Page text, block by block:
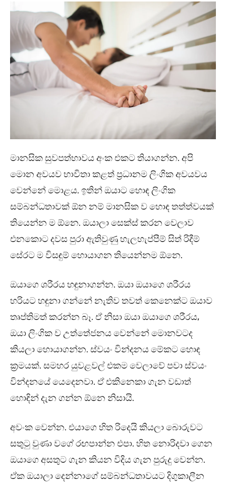
මානසික සුවපත්භාවය අංක එකට තියාගන්න. අපි
මොන අවයව භාවිතා කළත් ප්‍රධානම ලිංගික අවයවය
වෙන්නේ මොළය. ඉතින් ඔයාට හොඳ ලිංගික
සම්බන්ධතාවක් ඕන නම් මානසික ව හොඳ තත්ත්වයක්
තියෙන්න ම ඕනෙ. ඔයාලා සෙක්ස් කරන වෙලාව
එනකොට දවස පුරා ඇතිවුණු හැලහැප්පීම් සිත් රිදීම්
සේරට ම විසඳුම් හොයාගන තියෙන්නම ඕනෙ.
ඔයාගෙ ශරීරය හඳුනාගන්න. ඔයා ඔයාගෙ ශරීරය
හරියට හඳුනා ගන්නේ නැතිව තවත් කෙනෙක්ට ඔයාව
තෘප්තිමත් කරන්න බෑ. ඒ නිසා ඔයා ඔයාගෙ ශරීරය,
ඔයා ලිංගික ව උත්තේජනය වෙන්නේ මොනවටද
කියලා හොයාගන්න. ස්වයං වින්දනය මේකට හොඳ
ක්‍රමයක්. සමහර යුවළවල් එකම වෙලාවේ පවා ස්වයං
වින්දනයේ යෙදෙනවා. ඒ එකිනෙකා ගැන වඩාත්
හොඳින් දැන ගන්න ඕනෙ නිසායි.
අවංක වෙන්න. එයාගෙ හිත රිදෙයි කියලා බොරුවට
සතුටු වුණා වගේ රඟපාන්න එපා. හිත නොරිදවා ගෙන
ඔයාගෙ අසතුට ගැන කියන විදිය ගැන පුරුදු වෙන්න.
ඒක ඔයාලා දෙන්නාගේ සම්බන්ධතාවයට දිගුකාලීන